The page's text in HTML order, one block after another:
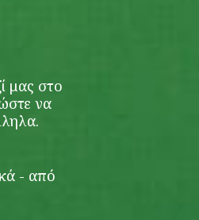
μας στο
να
- από